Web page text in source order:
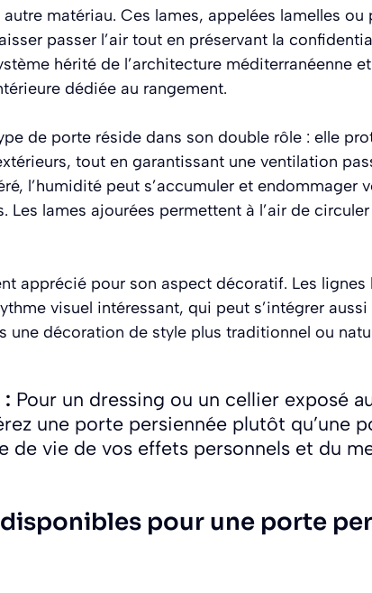
matériau. Ces lames, appelées lamelles ou
passer l’air tout en préservant la
hérité de l’architecture méditerranéenne
dédiée au rangement.
de porte réside dans son double rôle : elle
tout en garantissant une ventilation
l’humidité peut s’accumuler et endommager
Les lames ajourées permettent à l’air de
apprécié pour son aspect décoratif. Les lignes
visuel intéressant, qui peut s’intégrer
une décoration de style plus traditionnel ou
: Pour un dressing ou un cellier exposé
une porte persiennée plutôt qu’une
de vie de vos effets personnels et du
pour une porte